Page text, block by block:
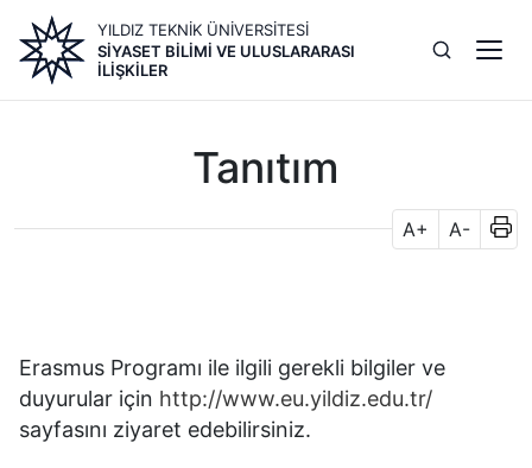
içeriğe
atla
YILDIZ TEKNİK ÜNİVERSİTESİ
SIYASET BILIMI VE ULUSLARARASI
İLIŞKILER
Tanıtım
A+ A-
Erasmus Programı ile ilgili gerekli bilgiler ve
duyurular için http://www.eu.yildiz.edu.tr/
sayfasını ziyaret edebilirsiniz.